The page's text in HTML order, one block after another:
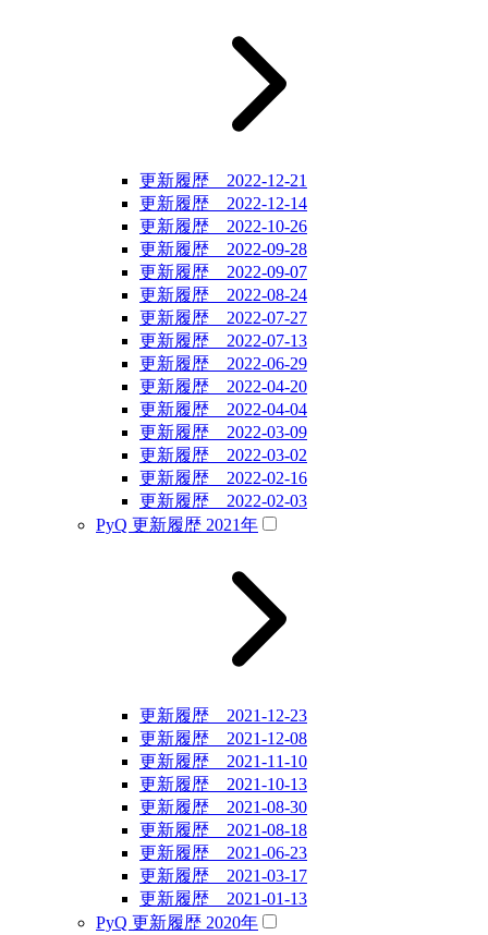
更新履歴 2022-12-21
更新履歴 2022-12-14
更新履歴 2022-10-26
更新履歴 2022-09-28
更新履歴 2022-09-07
更新履歴 2022-08-24
更新履歴 2022-07-27
更新履歴 2022-07-13
更新履歴 2022-06-29
更新履歴 2022-04-20
更新履歴 2022-04-04
更新履歴 2022-03-09
更新履歴 2022-03-02
更新履歴 2022-02-16
更新履歴 2022-02-03
PyQ 更新履歴 2021年
更新履歴 2021-12-23
更新履歴 2021-12-08
更新履歴 2021-11-10
更新履歴 2021-10-13
更新履歴 2021-08-30
更新履歴 2021-08-18
更新履歴 2021-06-23
更新履歴 2021-03-17
更新履歴 2021-01-13
PyQ 更新履歴 2020年